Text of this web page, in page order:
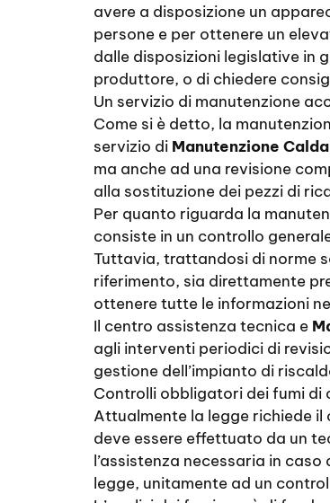
avere a disposizione un
persone e per ottenere un
dalle disposizioni legislative in
produttore, o di chiedere
Un servizio di manutenzione
Come si è detto, la
servizio di Manutenzione
ma anche ad una revisione
alla sostituzione dei pezzi di
Per quanto riguarda la
consiste in un controllo
Tuttavia, trattandosi di norme
riferimento, sia direttamente
ottenere tutte le informazioni
Il centro assistenza tecnica e
agli interventi periodici di
gestione dell’impianto di
Controlli obbligatori dei fumi di
Attualmente la legge richiede
deve essere effettuato da un
l’assistenza necessaria in
legge, unitamente ad un